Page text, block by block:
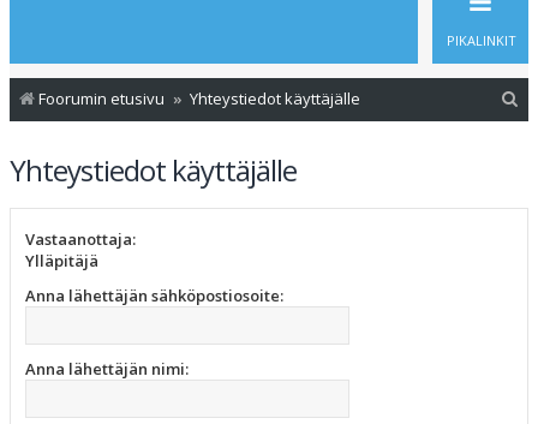
PIKALINKIT
Foorumin etusivu Yhteystiedot käyttäjälle
Yhteystiedot käyttäjälle
Vastaanottaja:
Ylläpitäjä
Anna lähettäjän sähköpostiosoite:
Anna lähettäjän nimi: